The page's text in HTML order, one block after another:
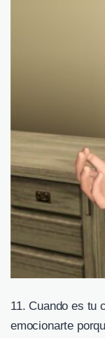
11. Cuando es tu
emocionarte